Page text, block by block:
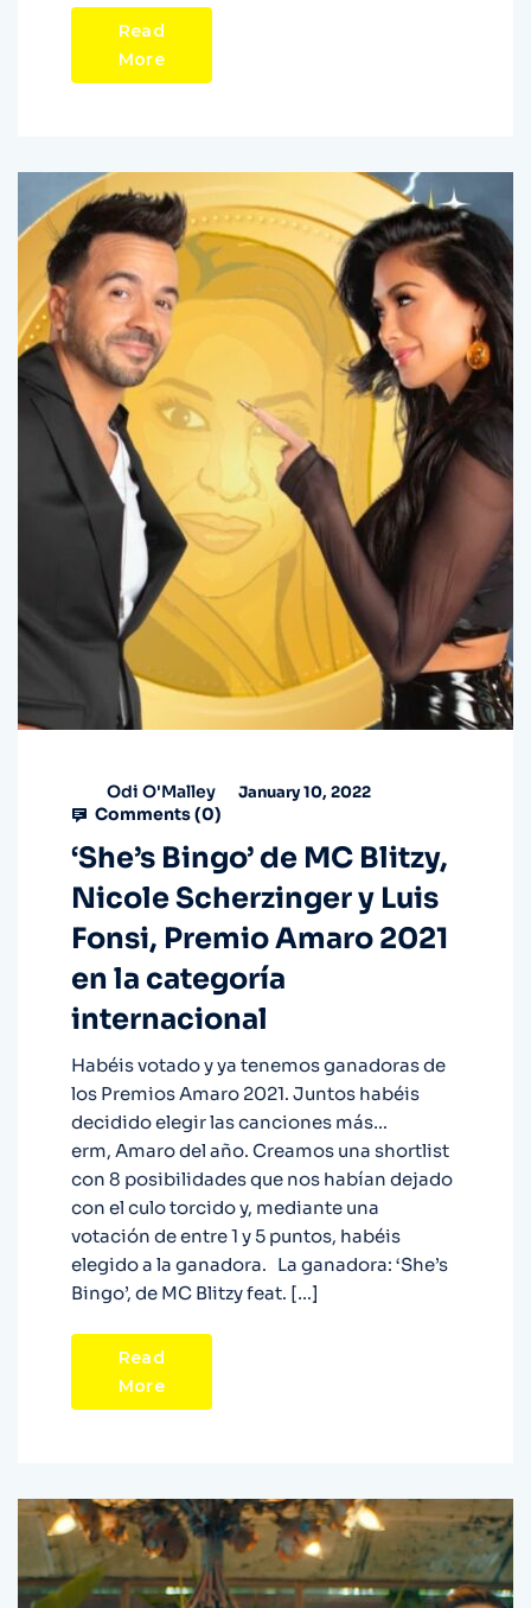
Read
More
Odi O'Malley January 10, 2022
Comments (0)
‘She’s Bingo’ de MC Blitzy,
Nicole Scherzinger y Luis
Fonsi, Premio Amaro 2021
en la categoría
internacional
Habéis votado y ya tenemos ganadoras de
los Premios Amaro 2021. Juntos habéis
decidido elegir las canciones más…
erm, Amaro del año. Creamos una shortlist
con 8 posibilidades que nos habían dejado
con el culo torcido y, mediante una
votación de entre 1 y 5 puntos, habéis
elegido a la ganadora. La ganadora: ‘She’s
Bingo’, de MC Blitzy feat. […]
Read
More